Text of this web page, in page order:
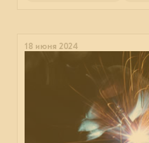
18 июня 2024